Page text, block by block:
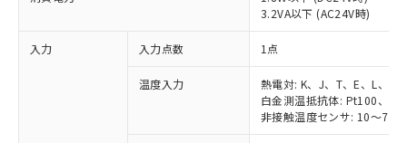
3.2VA以下 (AC24V時)
入力 入力点数 1点
温度入力
熱電対: K、J、T、E、L、U
白金測温抵抗体: Pt100、
非接触温度センサ: 10～